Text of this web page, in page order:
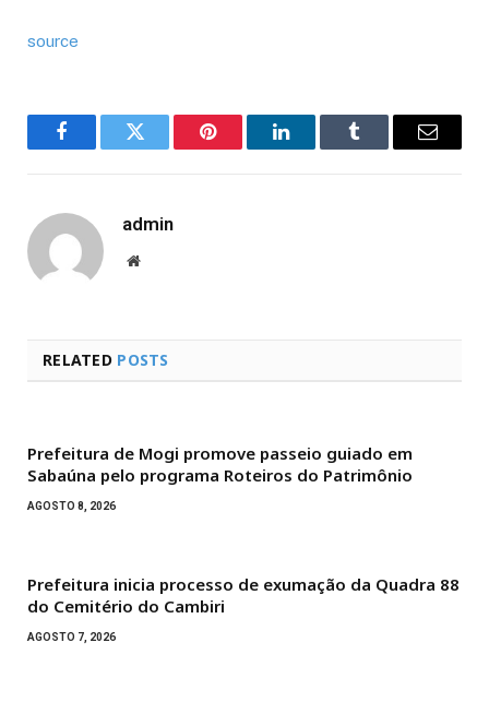
source
FacebookTwitter Pinterest LinkedInTumblr Email
admin
Website
RELATED POSTS
Prefeitura de Mogi promove passeio guiado em
Sabaúna pelo programa Roteiros do Patrimônio
AGOSTO 8, 2026
Prefeitura inicia processo de exumação da Quadra 88
do Cemitério do Cambiri
AGOSTO 7, 2026